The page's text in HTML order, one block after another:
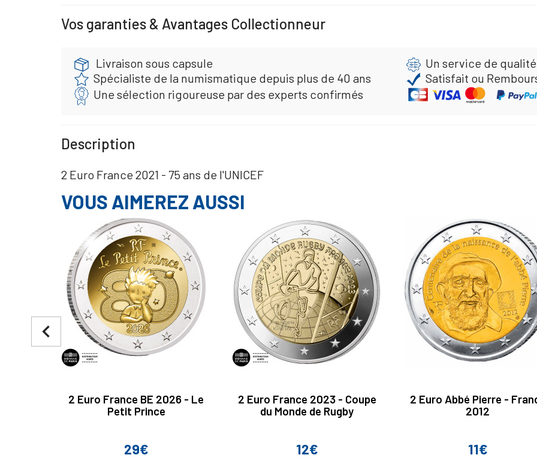
Vos garanties & Avantages Collectionneur
Livraison sous capsule
Un service de
Spécialiste de la numismatique depuis plus de 40 ans
Satisfait ou
Une sélection rigoureuse par des experts confirmés
Description
2 Euro France 2021 - 75 ans de l'UNICEF
VOUS AIMEREZ AUSSI
2 Euro France BE 2026 - Le
Petit Prince
Prix
29€
2 Euro France 2023 - Coupe
du Monde de Rugby
Prix
12€
2 Euro Abbé Pierre -
2012
Prix
11€
navigate_before